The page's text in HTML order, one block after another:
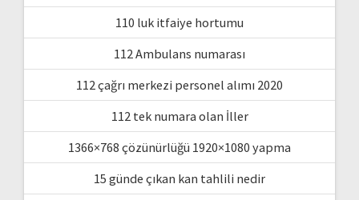
110 luk itfaiye hortumu
112 Ambulans numarası
112 çağrı merkezi personel alımı 2020
112 tek numara olan İller
1366×768 çözünürlüğü 1920×1080 yapma
15 günde çıkan kan tahlili nedir